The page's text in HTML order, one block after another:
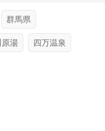
群馬県
原湯 四万温泉